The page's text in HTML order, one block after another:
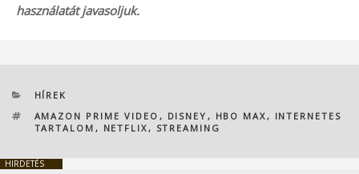
használatát javasoljuk.
KATEGÓRIÁK
HÍREK
CÍMKÉK
AMAZON PRIME VIDEO , DISNEY , HBO MAX, INTERNETES
TARTALOM , NETFLIX, STREAMING
HIRDETÉS